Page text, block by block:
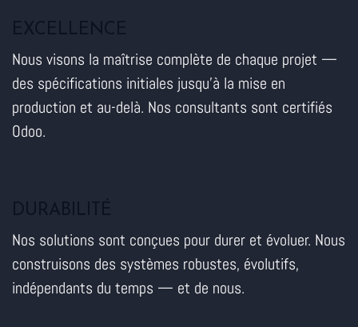
Nous visons la maîtrise complète de chaque projet —
des spécifications initiales jusqu'à la mise en
production et au-delà. Nos consultants sont certifiés
Odoo.
Nos solutions sont conçues pour durer et évoluer. Nous
construisons des systèmes robustes, évolutifs,
indépendants du temps — et de nous.